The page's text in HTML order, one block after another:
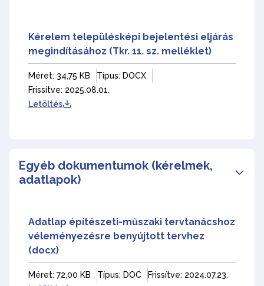
Kérelem településképi bejelentési eljárás
megindításához (Tkr. 11. sz. melléklet)
Méret: 34,75 KB
Típus: DOCX
Frissítve: 2025.08.01.
Letöltés
Egyéb dokumentumok (kérelmek,
adatlapok)
Adatlap építészeti-műszaki tervtanácshoz
véleményezésre benyújtott tervhez
(docx)
Méret: 72,00 KB Típus: DOC
Frissítve: 2024.07.23.